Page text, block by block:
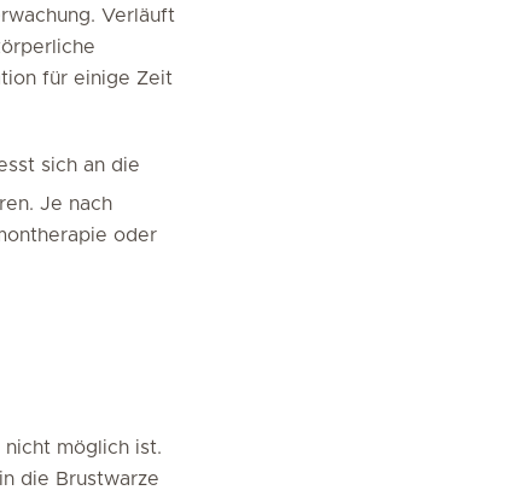
Verläuft
für einige Zeit
sich an die
Je nach
oder
möglich ist.
die Brustwarze